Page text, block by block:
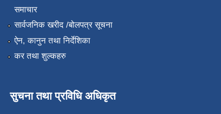
समाचार
सार्वजनिक खरीद /बोलपत्र सूचना
ऐन, कानुन तथा निर्देशिका
कर तथा शुल्कहरु
सुचना तथा प्रविधि अधिकृत